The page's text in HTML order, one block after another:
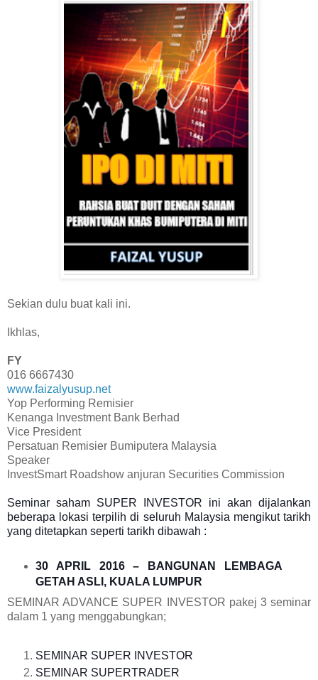
Sekian dulu buat kali ini.
Ikhlas,
FY
016 6667430
www.faizalyusup.net
Yop Performing Remisier
Kenanga Investment Bank Berhad
Vice President
Persatuan Remisier Bumiputera Malaysia
Speaker
InvestSmart Roadshow anjuran Securities Commission
Seminar saham SUPER INVESTOR ini akan dijalankan
beberapa lokasi terpilih di seluruh Malaysia mengikut tarikh
yang ditetapkan seperti tarikh dibawah :
30 APRIL 2016 – BANGUNAN LEMBAGA
GETAH ASLI, KUALA LUMPUR
SEMINAR ADVANCE SUPER INVESTOR pakej 3 seminar
dalam 1 yang menggabungkan;
SEMINAR SUPER INVESTOR
SEMINAR SUPERTRADER